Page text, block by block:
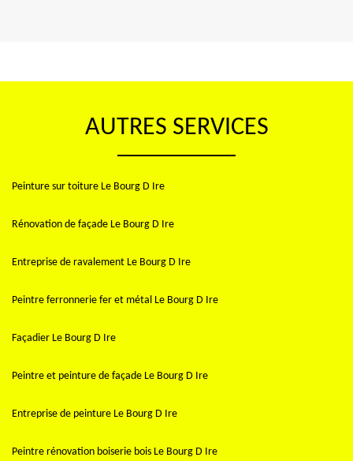
AUTRES SERVICES
Peinture sur toiture Le Bourg D Ire
Rénovation de façade Le Bourg D Ire
Entreprise de ravalement Le Bourg D Ire
Peintre ferronnerie fer et métal Le Bourg D Ire
Façadier Le Bourg D Ire
Peintre et peinture de façade Le Bourg D Ire
Entreprise de peinture Le Bourg D Ire
Peintre rénovation boiserie bois Le Bourg D Ire